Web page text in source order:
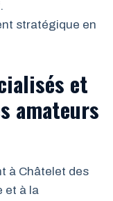
stratégique en
et
amateurs
à Châtelet des
et à la